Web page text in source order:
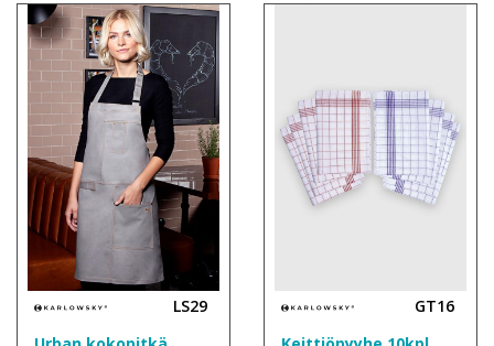
LS29
GT16